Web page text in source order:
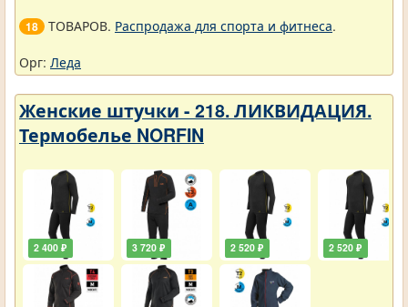
18 ТОВАРОВ. Распродажа для спорта и фитнеса.
Орг: Леда
Женские штучки - 218. ЛИКВИДАЦИЯ.
Термобелье NORFIN
2 400 ₽ 3 720 ₽ 2 520 ₽ 2 520 ₽